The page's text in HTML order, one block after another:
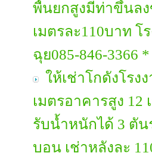
พื้นยกสูงมีท่าขึ้นลง
เมตรละ110บาท
ฉุย085-846-3366 *
ให้เช่าโกดังโรง
เมตรอาคารสูง 12
รับน้ำหนักได้ 3 ตั
บอน เช่าหลังละ